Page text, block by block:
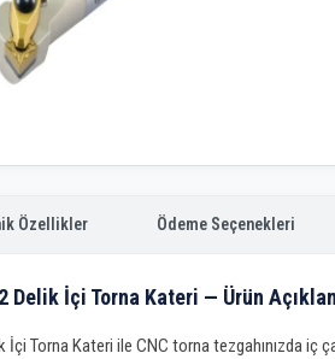
Özellikler Ödeme Seçenekleri
Delik İçi Torna Kateri — Ürün
İçi Torna Kateri ile CNC torna tezgahınızda iç